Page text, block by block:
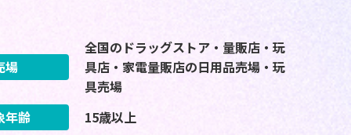
場
全国のドラッグストア・量販店・玩
具店・家電量販店の日用品売場・玩
具売場
年齢
15歳以上